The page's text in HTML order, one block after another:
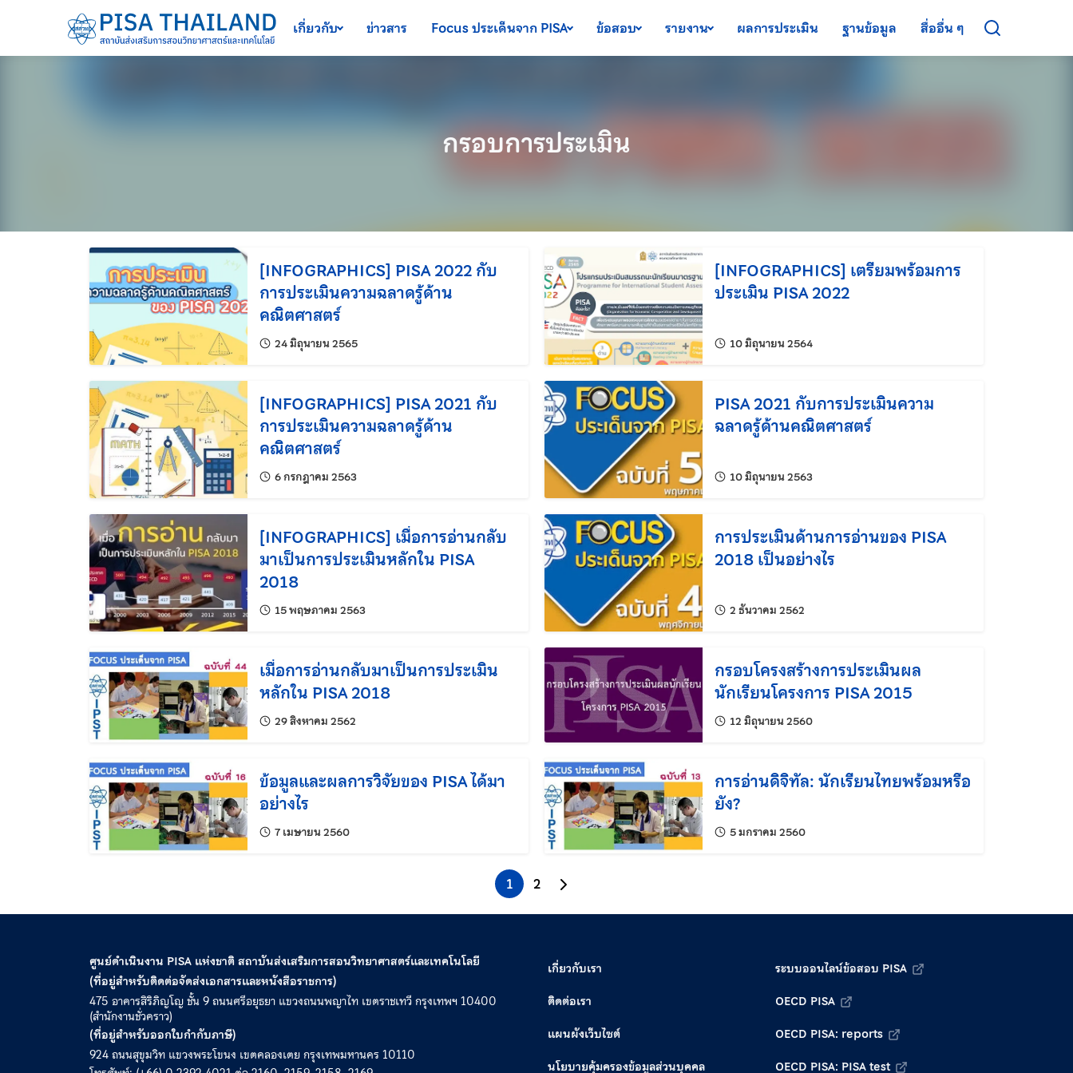
ข้ามไปยังเนื้อหาหลัก
เกี่ยวกับ
ข่าวสาร Focus ประเด็นจาก PISA ข้อสอบ รายงาน ผลการประเมิน ฐานข้อมูล สื่ออื่น ๆ
กรอบการประเมิน
[INFOGRAPHICS] PISA 2022 กับ
การประเมินความฉลาดรู้ด้าน
คณิตศาสตร์
24 มิถุนายน 2565แก้ไขล่าสุดเมื่อ:
[INFOGRAPHICS] เตรียมพร้อมการ
ประเมิน PISA 2022
10 มิถุนายน 2564แก้ไขล่าสุดเมื่อ:
[INFOGRAPHICS] PISA 2021 กับ
การประเมินความฉลาดรู้ด้าน
คณิตศาสตร์
6 กรกฎาคม 2563แก้ไขล่าสุดเมื่อ:
PISA 2021 กับการประเมินความ
ฉลาดรู้ด้านคณิตศาสตร์
10 มิถุนายน 2563แก้ไขล่าสุดเมื่อ:
[INFOGRAPHICS] เมื่อการอ่านกลับ
มาเป็นการประเมินหลักใน PISA
2018
15 พฤษภาคม 2563แก้ไขล่าสุดเมื่อ:
การประเมินด้านการอ่านของ PISA
2018 เป็นอย่างไร
2 ธันวาคม 2562
เมื่อการอ่านกลับมาเป็นการประเมิน
หลักใน PISA 2018
29 สิงหาคม 2562
กรอบโครงสร้างการประเมินผล
นักเรียนโครงการ PISA 2015
12 มิถุนายน 2560แก้ไขล่าสุดเมื่อ:
ข้อมูลและผลการวิจัยของ PISA ได้มา
อย่างไร
7 เมษายน 2560แก้ไขล่าสุดเมื่อ:
การอ่านดิจิทัล: นักเรียนไทยพร้อมหรือ
ยัง?
5 มกราคม 2560แก้ไขล่าสุดเมื่อ:
1 2 ไปยังหน้าถัดไป
ศูนย์ดำเนินงาน PISA แห่งชาติ สถาบันส่งเสริมการสอนวิทยาศาสตร์และเทคโนโลยี
(ที่อยู่สำหรับติดต่อจัดส่งเอกสารและหนังสือราชการ)
475 อาคารสิริภิญโญ ชั้น 9 ถนนศรีอยุธยา แขวงถนนพญาไท เขตราชเทวี กรุงเทพฯ 10400
(สำนักงานชั่วคราว)
(ที่อยู่สำหรับออกใบกำกับภาษี)
924 ถนนสุขุมวิท แขวงพระโขนง เขตคลองเตย กรุงเทพมหานคร 10110
เกี่ยวกับเรา
ติดต่อเรา
แผนผังเว็บไซต์
นโยบายคุ้มครองข้อมูลส่วนบุคคล
ระบบออนไลน์ข้อสอบ PISA
OECD PISA
OECD PISA: reports
OECD PISA: PISA test